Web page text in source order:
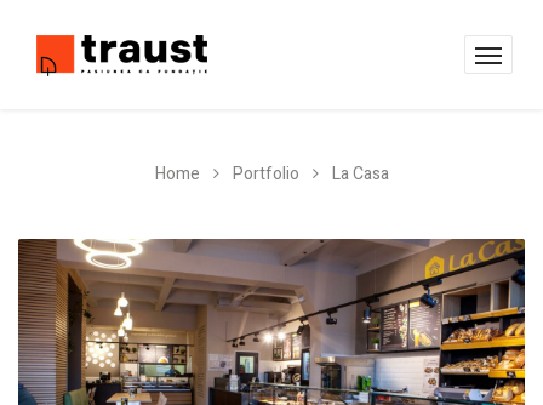
Home Portfolio La Casa